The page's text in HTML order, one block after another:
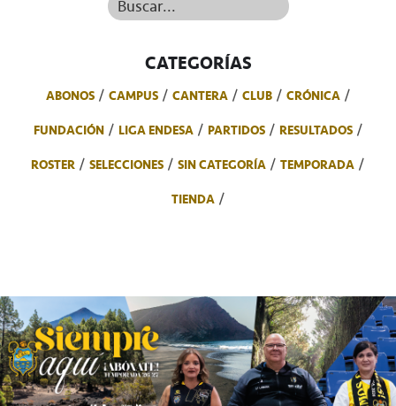
CATEGORÍAS
ABONOS CAMPUS CANTERA CLUB
CRÓNICA
FUNDACIÓN
LIGA ENDESA PARTIDOS
RESULTADOS
ROSTER
SELECCIONES SIN CATEGORÍA
TEMPORADA
TIENDA